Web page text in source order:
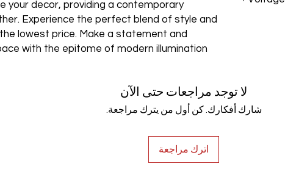
your decor, providing a contemporary
Experience the perfect blend of style and
lowest price. Make a statement and
with the epitome of modern illumination
لا توجد مراجعات حتى الآن
شارك أفكارك. كن أول من يترك مراجعة.
اترك مراجعة